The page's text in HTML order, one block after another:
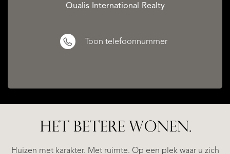
Qualis International Realty
Toon telefoonnummer
HET BETERE WONEN.
Huizen met karakter. Met ruimte. Op een plek waar u zich
ESTEPONA
NACARE